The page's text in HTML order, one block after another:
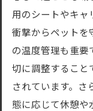
用のシートやキャ
衝撃からペットを
の温度管理も重要
切に調整すること
されています。さ
態に応じて休憩や